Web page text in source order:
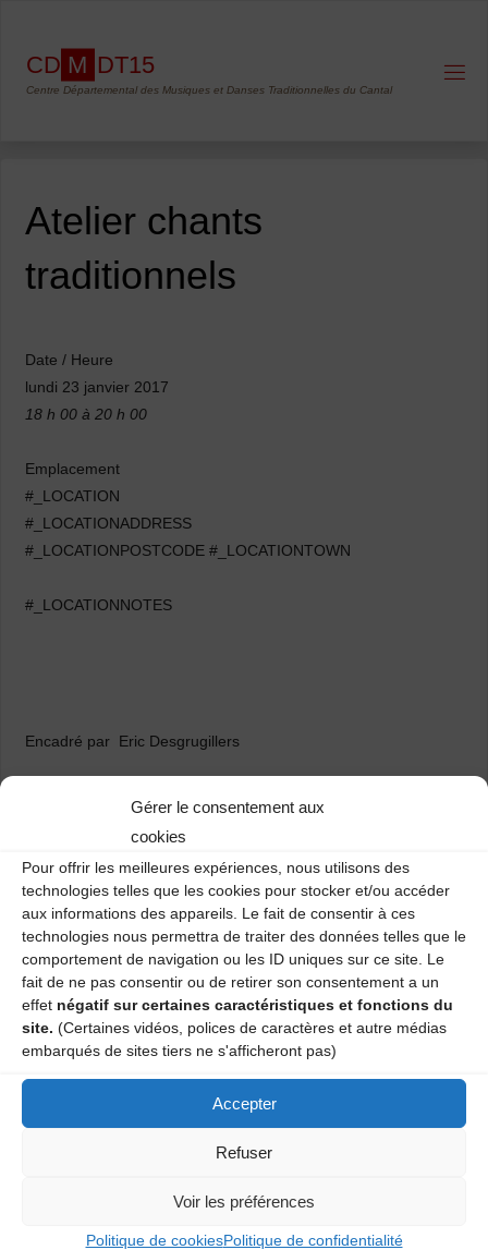
Gérer le consentement aux
cookies
Pour offrir les meilleures expériences, nous utilisons des
technologies telles que les cookies pour stocker et/ou accéder
aux informations des appareils. Le fait de consentir à ces
technologies nous permettra de traiter des données telles que le
comportement de navigation ou les ID uniques sur ce site. Le
fait de ne pas consentir ou de retirer son consentement a un
effet négatif sur certaines caractéristiques et fonctions du
site. (Certaines vidéos, polices de caractères et autre médias
embarqués de sites tiers ne s'afficheront pas)
Accepter
Refuser
Voir les préférences
Politique de cookiesPolitique de confidentialité
content
CD M DT15
Centre Départemental des Musiques et Danses Traditionnelles du Cantal
Atelier chants
traditionnels
Date / Heure
lundi 23 janvier 2017
18 h 00 à 20 h 00
Emplacement
#_LOCATION
#_LOCATIONADDRESS
#_LOCATIONPOSTCODE #_LOCATIONTOWN
#_LOCATIONNOTES
Encadré par Eric Desgrugillers
Atelier chants traditionnels
Atelier chants traditionnels
Laisser un commentaire
Votre adresse e-mail ne sera pas publiée. Les champs obligatoires
sont indiqués avec*